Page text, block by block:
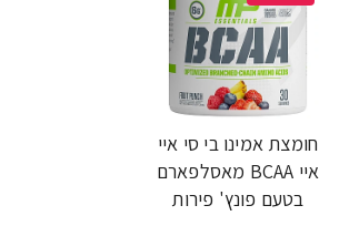
חומצת אמינו בי סי איי
איי BCAA מאסלפארם
בטעם פונץ' פירות